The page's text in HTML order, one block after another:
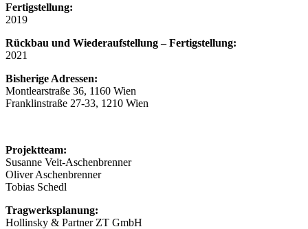
Fertigstellung:
2019
Rückbau und Wiederaufstellung –Fertigstellung:
2021
Bisherige Adressen:
Montlearstraße 36, 1160 Wien
Franklinstraße 27-33, 1210 Wien
Projektteam:
Susanne Veit-Aschenbrenner
Oliver Aschenbrenner
Tobias Schedl
Tragwerksplanung:
Hollinsky & Partner ZT GmbH